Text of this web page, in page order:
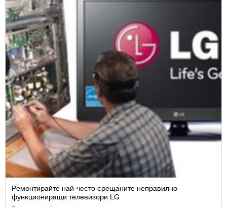
Ремонтирайте най-често срещаните неправилно
функциониращи телевизори LG